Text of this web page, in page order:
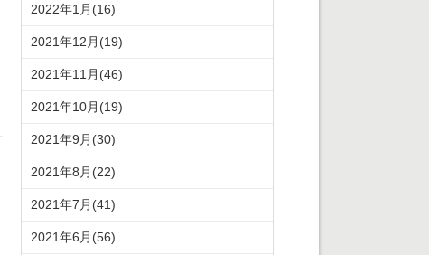
2022年1月(16)
2021年12月(19)
2021年11月(46)
2021年10月(19)
2021年9月(30)
2021年8月(22)
2021年7月(41)
2021年6月(56)